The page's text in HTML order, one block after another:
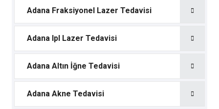
Adana Fraksiyonel Lazer Tedavisi
Adana Ipl Lazer Tedavisi
Adana Altın İğne Tedavisi
Adana Akne Tedavisi